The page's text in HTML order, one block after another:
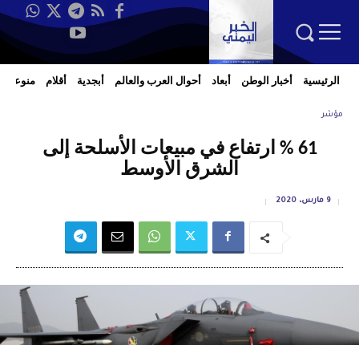
الرئيسية أخبار الوطن أبعاد أحوال العرب والعالم أبجدية أقلام منوعات
مؤشر
61 % ارتفاع في مبيعات الأسلحة إلى
الشرق الأوسط
9 مارس، 2020